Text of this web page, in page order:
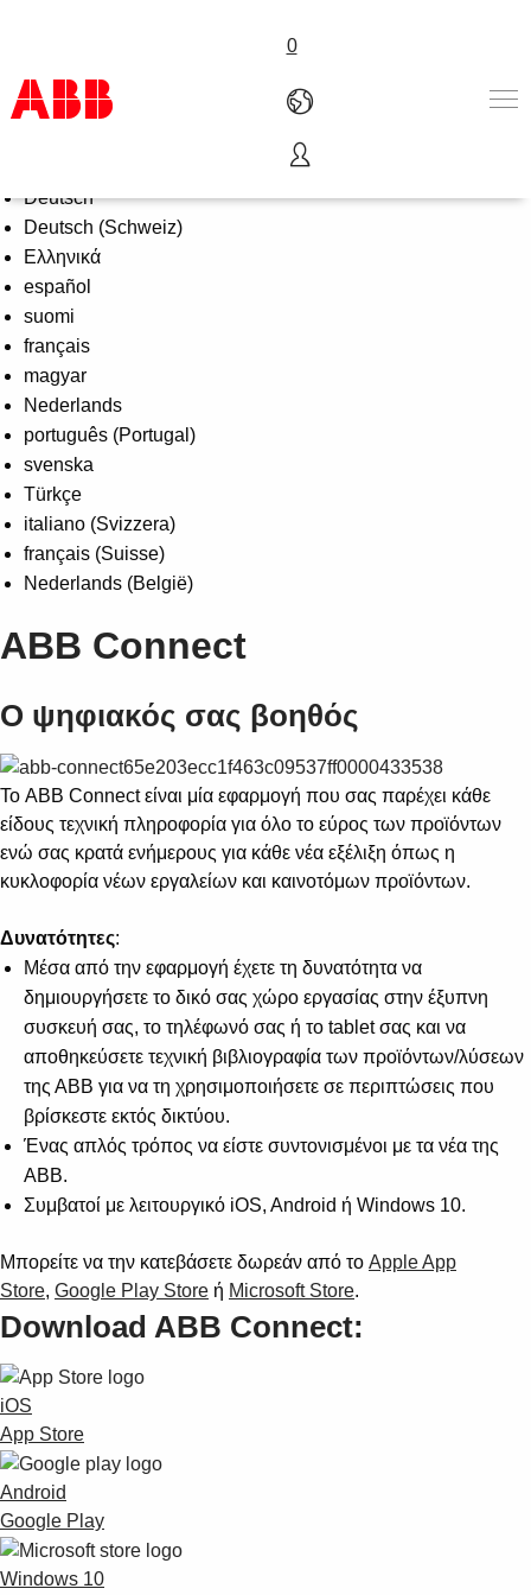
0
Προϊόντα & Λύσεις
Βιομηχανίες
Υπηρεσίες
Γνωρίστε μας
Where to buy
Επικοινωνία
Καριέρα
Suggestions
Products
See more products
Shopping list preview
Deutsch
Deutsch (Schweiz)
Ελληνικά
español
suomi
français
magyar
Nederlands
português (Portugal)
svenska
Türkçe
italiano (Svizzera)
français (Suisse)
Nederlands (België)
ABB Connect
Ο ψηφιακός σας βοηθός
Το ABB Connect είναι μία εφαρμογή που σας παρέχει κάθε
είδους τεχνική πληροφορία για όλο το εύρος των προϊόντων
ενώ σας κρατά ενήμερους για κάθε νέα εξέλιξη όπως η
κυκλοφορία νέων εργαλείων και καινοτόμων προϊόντων.
Δυνατότητες:
Μέσα από την εφαρμογή έχετε τη δυνατότητα να
δημιουργήσετε το δικό σας χώρο εργασίας στην έξυπνη
συσκευή σας, το τηλέφωνό σας ή το tablet σας και να
αποθηκεύσετε τεχνική βιβλιογραφία των προϊόντων/λύσεων
της ΑΒΒ για να τη χρησιμοποιήσετε σε περιπτώσεις που
βρίσκεστε εκτός δικτύου.
Ένας απλός τρόπος να είστε συντονισμένοι με τα νέα της
ΑΒΒ.
Συμβατοί με λειτουργικό iOS, Android ή Windows 10.
Μπορείτε να την κατεβάσετε δωρεάν από το Apple App
Store, Google Play Store ή Microsoft Store.
Download ABB Connect:
iOS
App Store
Android
Google Play
Windows 10